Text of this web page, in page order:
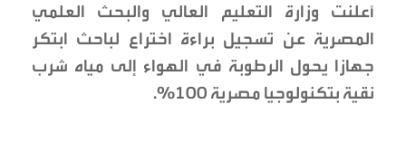
أعلنت وزارة التعليم العالي والبحث العلمي
المصرية عن تسجيل براءة اختراع لباحث ابتكر
جهازا يحول الرطوبة في الهواء إلى مياه شرب
نقية بتكنولوجيا مصرية 100%.